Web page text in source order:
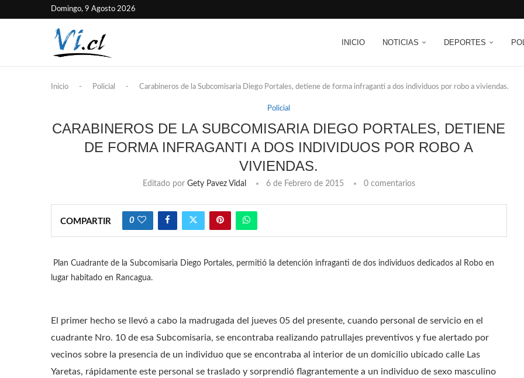
Domingo, 9 Agosto 2026
INICIO NOTICIAS DEPORTES
Inicio - Policial - Carabineros de la Subcomisaria Diego Portales, detiene de forma infraganti a dos individuos por robo a viviendas.
Policial
CARABINEROS DE LA SUBCOMISARIA DIEGO PORTALES, DETIENE
DE FORMA INFRAGANTI A DOS INDIVIDUOS POR ROBO A
VIVIENDAS.
Editado por Gety Pavez Vidal 6 de Febrero de 2015 0 comentarios
COMPARTIR 0
Plan Cuadrante de la Subcomisaria Diego Portales, permitió la detención infraganti de dos individuos dedicados al Robo en
lugar habitado en Rancagua.
El primer hecho se llevó a cabo la madrugada del jueves 05 del presente, cuando personal de servicio en el
cuadrante Nro. 10 de esa Subcomisaria, se encontraba realizando patrullajes preventivos y fue alertado por
vecinos sobre la presencia de un individuo que se encontraba al interior de un domicilio ubicado calle Las
Yaretas, rápidamente este personal se traslado y sorprendió flagrantemente a un individuo de sexo masculino